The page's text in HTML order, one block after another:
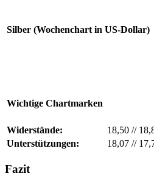
Silber (Wochenchart in US-Dollar)
Wichtige Chartmarken
Widerstände: 18,50 //
Unterstützungen:
18,07 //
Fazit